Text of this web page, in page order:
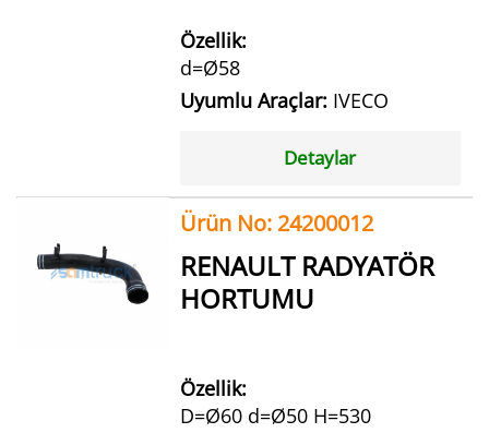
Özellik:
d=Ø58
Uyumlu Araçlar: IVECO
Detaylar
Ürün No: 24200012
RENAULT RADYATÖR
HORTUMU
Özellik:
D=Ø60 d=Ø50 H=530